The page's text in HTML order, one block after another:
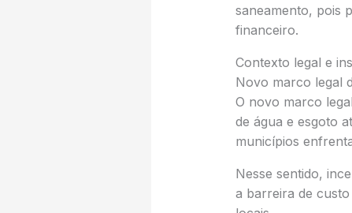
saneamento, pois
financeiro.
Contexto legal e
Novo marco legal
O novo marco
de água e esgoto
municípios
Nesse sentido,
a barreira de